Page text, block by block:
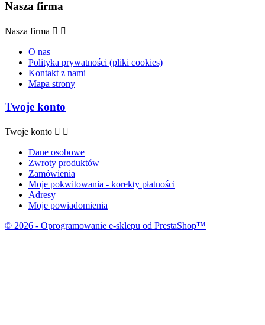
Nasza firma
Nasza firma  
O nas
Polityka prywatności (pliki cookies)
Kontakt z nami
Mapa strony
Twoje konto
Twoje konto  
Dane osobowe
Zwroty produktów
Zamówienia
Moje pokwitowania - korekty płatności
Adresy
Moje powiadomienia
© 2026 - Oprogramowanie e-sklepu od PrestaShop™